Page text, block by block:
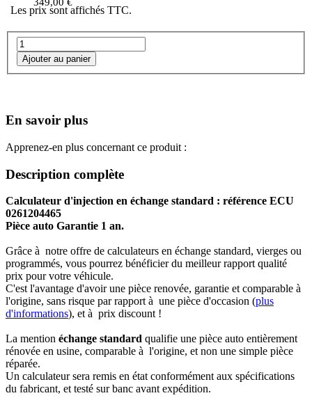
Les prix sont affichés TTC.
En savoir plus
Apprenez-en plus concernant ce produit :
Description complète
Calculateur d'injection en échange standard : référence ECU
0261204465
Pièce auto Garantie 1 an.
Grâce à notre offre de calculateurs en échange standard, vierges ou
programmés, vous pourrez bénéficier du meilleur rapport qualité
prix pour votre véhicule.
C'est l'avantage d'avoir une pièce renovée, garantie et comparable à
l'origine, sans risque par rapport à une pièce d'occasion (plus
d'informations), et à prix discount !
La mention échange standard qualifie une pièce auto entièrement
rénovée en usine, comparable à l'origine, et non une simple pièce
réparée.
Un calculateur sera remis en état conformément aux spécifications
du fabricant, et testé sur banc avant expédition.